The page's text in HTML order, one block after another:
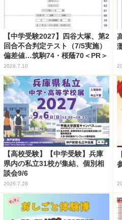
【中学受験2027】四谷大塚、第2
回合不合判定テスト（7/5実施）
偏差値…筑駒74・桜蔭70＜PR＞
2026.7.10
【高校受験】【中学受験】兵庫
県内の私立31校が集結、個別相
談会9/6
2026.7.28